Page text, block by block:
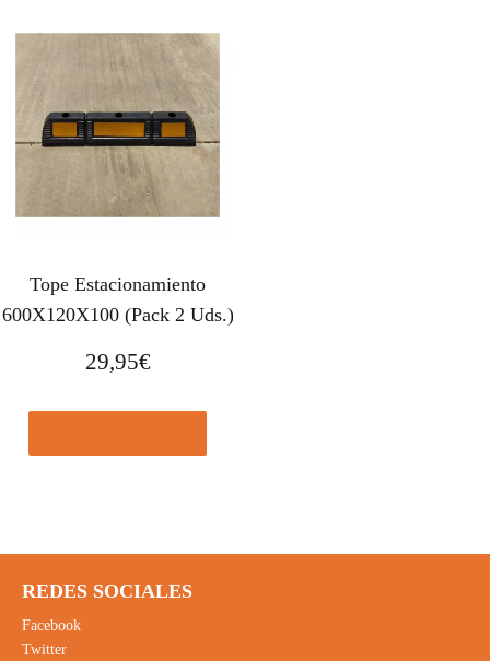
Tope Estacionamiento
600X120X100 (Pack 2 Uds.)
29,95€
REDES SOCIALES
Facebook
Twitter